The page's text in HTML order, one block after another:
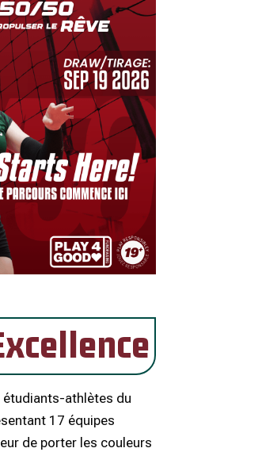
athlètes du
17 équipes
de porter les couleurs